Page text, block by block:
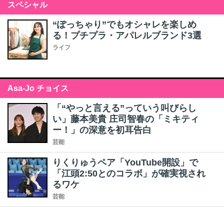
スペシャル
“ぽっちゃり”でもオシャレを楽しめ
る！プチプラ・アパレルブランド3選
ライフ
Asa-Jo チョイス
「“やっと言える”っていう叫びらし
い」藤本美貴 庄司智春の「ミキティ
ー！」の深意を初耳告白
芸能
りくりゅうペア「YouTube開設」で
「江頭2:50とのコラボ」が確実視され
るワケ
芸能